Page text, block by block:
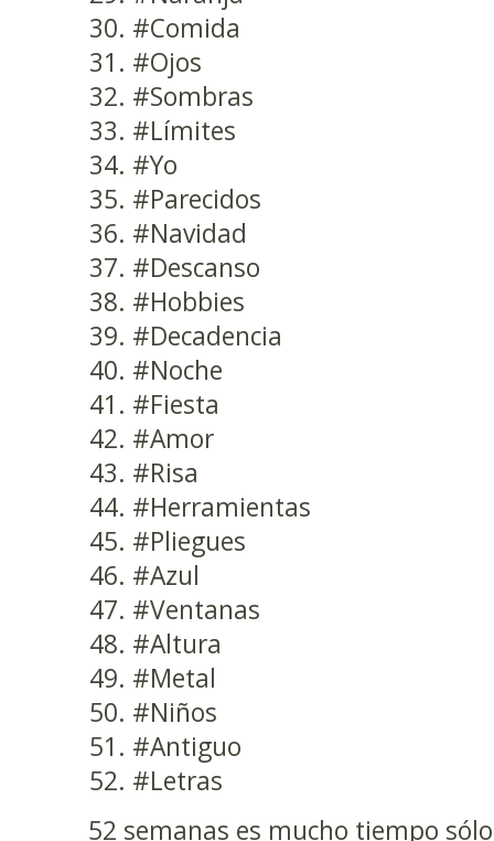
#Comida
#Ojos
#Sombras
#Límites
#Yo
#Parecidos
#Navidad
#Descanso
#Hobbies
#Decadencia
#Noche
#Fiesta
#Amor
#Risa
#Herramientas
#Pliegues
#Azul
#Ventanas
#Altura
#Metal
#Niños
#Antiguo
#Letras
52 semanas es mucho tiempo